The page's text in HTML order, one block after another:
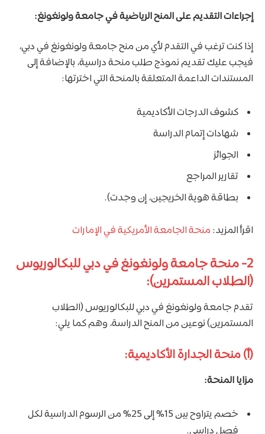
إجراءات التقديم على المنح الرياضية في جامعة ولونغونغ:
إذا كنت ترغب في التقدم لأي من منح جامعة ولونغونغ في دبي،
فيجب عليك تقديم نموذج طلب منحة دراسية، بالإضافة إلى
المستندات الداعمة المتعلقة بالمنحة التي اخترتها:
كشوف الدرجات الأكاديمية
شهادات إتمام الدراسة
الجوائز
تقارير المراجع
بطاقة هوية الخريجين، إن وجدت).
اقرأ المزيد: منحة الجامعة الأمريكية في الإمارات
2- منحة جامعة ولونغونغ في دبي للبكالوريوس
(الطلاب المستمرين):
تقدم جامعة ولونغونغ في دبي للبكالوريوس (الطلاب
المستمرين) نوعين من المنح الدراسة، وهم كما يلي:
(أ) منحة الجدارة الأكاديمية:
مزايا المنحة:
خصم يتراوح بين 15% إلى 25% من الرسوم الدراسية لكل
فصل دراسي.